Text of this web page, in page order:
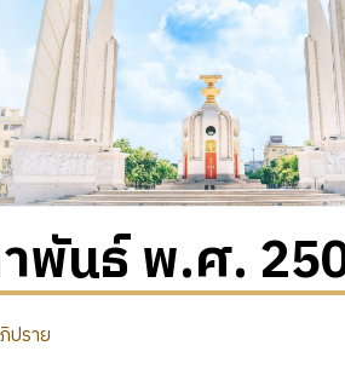
พันธ์ พ.ศ.
ปราย